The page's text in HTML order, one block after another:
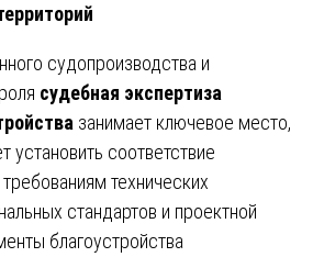
судопроизводства и
судебная экспертиза
занимает ключевое место,
установить соответствие
технических
стандартов и проектной
благоустройства